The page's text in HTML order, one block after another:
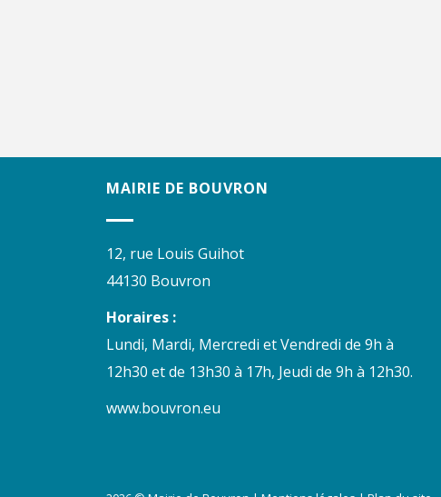
MAIRIE DE BOUVRON
12, rue Louis Guihot
44130 Bouvron
Horaires :
Lundi, Mardi, Mercredi et Vendredi de 9h à
12h30 et de 13h30 à 17h, Jeudi de 9h à 12h30.
www.bouvron.eu